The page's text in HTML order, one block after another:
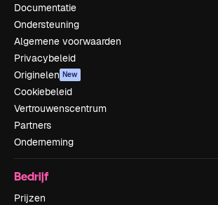
Documentatie
Ondersteuning
Algemene voorwaarden
Privacybeleid
Originelen New
Cookiebeleid
Vertrouwenscentrum
Partners
Onderneming
Bedrijf
Prijzen